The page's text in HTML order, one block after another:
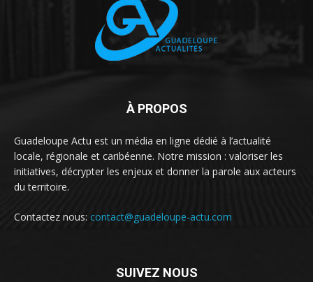
À PROPOS
Guadeloupe Actu est un média en ligne dédié à l’actualité
locale, régionale et caribéenne. Notre mission : valoriser les
initiatives, décrypter les enjeux et donner la parole aux acteurs
du territoire.
Contactez nous: contact@guadeloupe-actu.com
SUIVEZ NOUS